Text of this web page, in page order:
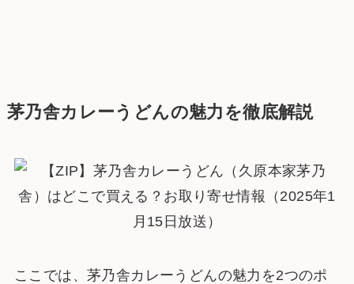
茅乃舎カレーうどんの魅力を徹底解説
ここでは、茅乃舎カレーうどんの魅力を2つのポ